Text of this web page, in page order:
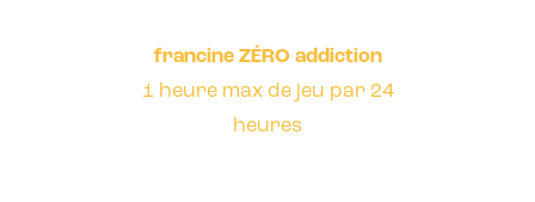
francine ZÉRO addiction
1 heure max de jeu par 24
heures